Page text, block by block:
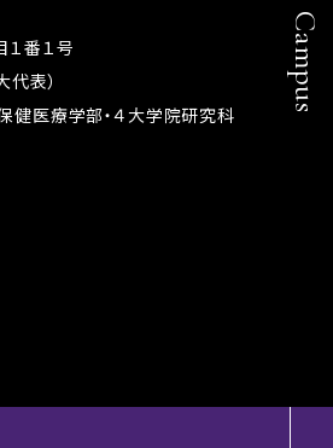
Campus
番１号
表）
健医療学部・４大学院研究科